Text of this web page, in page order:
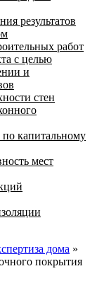
результатов
работ
с целью
и
стен
капитальному
мест
дома »
покрытия